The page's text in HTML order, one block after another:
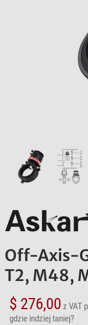
Off-Axis-
T2, M48,
$ 276,00 z VAT
gdzie indziej taniej?